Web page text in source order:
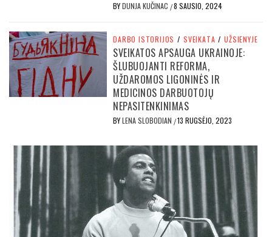
BYDUNJA KUČINAC /8 SAUSIO, 2024
DARBO ISTORIJOS / SVEIKATA / UŽSIENYJE
SVEIKATOS APSAUGA UKRAINOJE:
ŠLUBUOJANTI REFORMA,
UŽDAROMOS LIGONINĖS IR
MEDICINOS DARBUOTOJŲ
NEPASITENKINIMAS
BYLENA SLOBODIAN /13 RUGSĖJO, 2023